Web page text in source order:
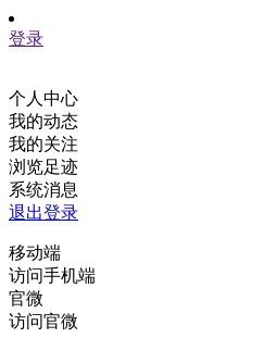
登录
个人中心
我的动态
我的关注
浏览足迹
系统消息
退出登录
移动端
访问手机端
官微
访问官微